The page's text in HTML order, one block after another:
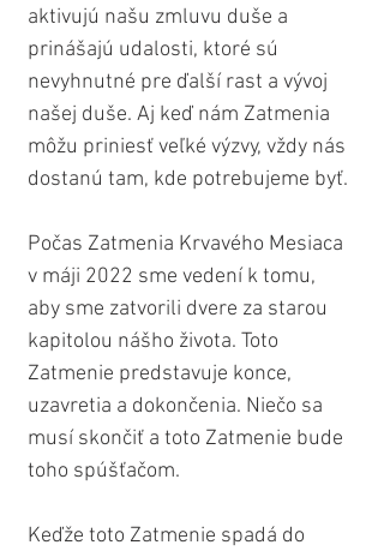
aktivujú našu zmluvu duše a
prinášajú udalosti, ktoré sú
nevyhnutné pre ďalší rast a vývoj
našej duše. Aj keď nám Zatmenia
môžu priniesť veľké výzvy, vždy nás
dostanú tam, kde potrebujeme byť.
Počas Zatmenia Krvavého Mesiaca
v máji 2022 sme vedení k tomu,
aby sme zatvorili dvere za starou
kapitolou nášho života. Toto
Zatmenie predstavuje konce,
uzavretia a dokončenia. Niečo sa
musí skončiť a toto Zatmenie bude
toho spúšťačom.
Keďže toto Zatmenie spadá do